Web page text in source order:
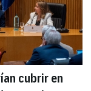
cubrir en